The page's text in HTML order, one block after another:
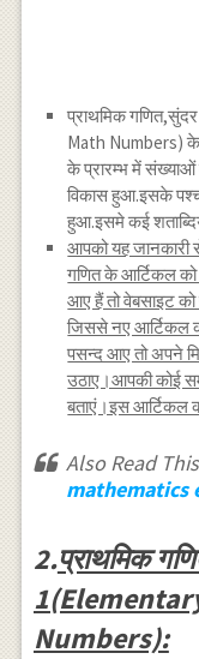
प्राथमिक
Math Numbers) के
के प्रारम्भ में संख्याओं
विकास हुआ.इसके
हुआ.इसमे कई
आपको यह जानकारी
गणित के आर्टिकल
आए हैं तो वेबसाइट
जिससे नए आर्टिकल
पसन्द आए तो अपने
उठाए।आपकी कोई
बताएं।इस आर्टिकल
Also Read
mathematics
2.प्राथमिक
Numbers):